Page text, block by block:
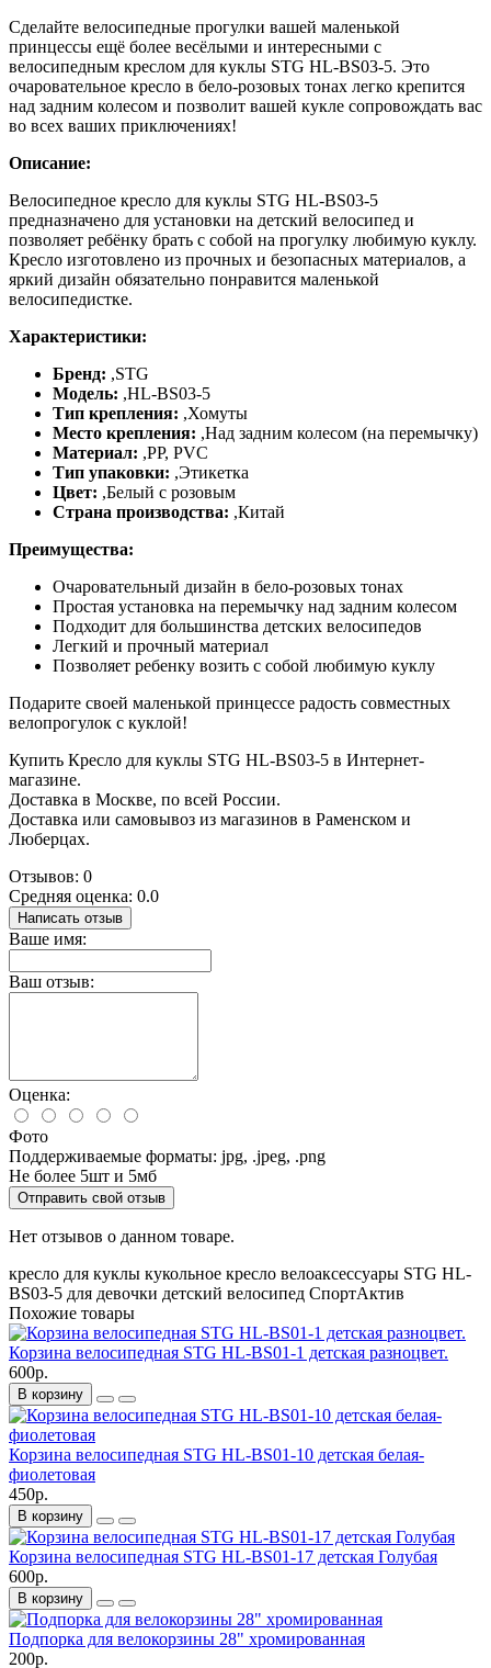
Сделайте велосипедные прогулки вашей маленькой
принцессы ещё более весёлыми и интересными с
велосипедным креслом для куклы STG HL-BS03-5. Это
очаровательное кресло в бело-розовых тонах легко крепится
над задним колесом и позволит вашей кукле сопровождать вас
во всех ваших приключениях!
Описание:
Велосипедное кресло для куклы STG HL-BS03-5
предназначено для установки на детский велосипед и
позволяет ребёнку брать с собой на прогулку любимую куклу.
Кресло изготовлено из прочных и безопасных материалов, а
яркий дизайн обязательно понравится маленькой
велосипедистке.
Характеристики:
Бренд: ,STG
Модель: ,HL-BS03-5
Тип крепления: ,Хомуты
Место крепления: ,Над задним колесом (на перемычку)
Материал: ,PP, PVC
Тип упаковки: ,Этикетка
Цвет: ,Белый с розовым
Страна производства: ,Китай
Преимущества:
Очаровательный дизайн в бело-розовых тонах
Простая установка на перемычку над задним колесом
Подходит для большинства детских велосипедов
Легкий и прочный материал
Позволяет ребенку возить с собой любимую куклу
Подарите своей маленькой принцессе радость совместных
велопрогулок с куклой!
Купить Кресло для куклы STG HL-BS03-5 в Интернет-
магазине.
Доставка в Москве, по всей России.
Доставка или самовывоз из магазинов в Раменском и
Люберцах.
Отзывов: 0
Средняя оценка: 0.0
Написать отзыв
Ваше имя:
Ваш отзыв:
Оценка:
Фото
Поддерживаемые форматы: jpg, .jpeg, .png
Не более 5шт и 5мб
Отправить свой отзыв
Нет отзывов о данном товаре.
кресло для куклы кукольное кресло велоаксессуары STG HL-
BS03-5 для девочки детский велосипед СпортАктив
Похожие товары
Корзина велосипедная STG HL-BS01-1 детская разноцвет.
600р.
В корзину
Корзина велосипедная STG HL-BS01-10 детская белая-
фиолетовая
450р.
В корзину
Корзина велосипедная STG HL-BS01-17 детская Голубая
600р.
В корзину
Подпорка для велокорзины 28" хромированная
200р.